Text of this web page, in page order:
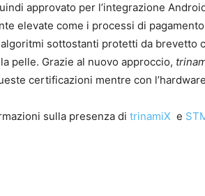
approvato per l’integrazione
elevate come i processi di
sottostanti protetti da brevetto
pelle. Grazie al nuovo approccio,
certificazioni mentre con
sulla presenza di trinamiX e